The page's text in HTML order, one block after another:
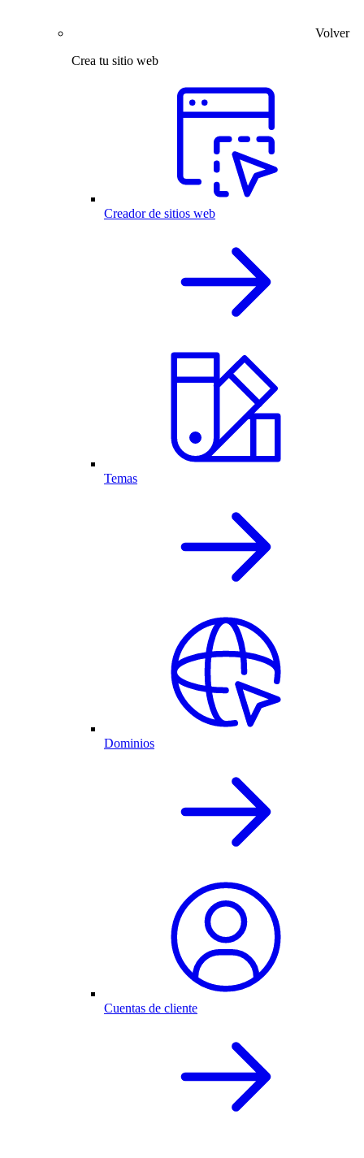
Volver
Crea tu sitio web
Creador de sitios web
Temas
Dominios
Cuentas de cliente